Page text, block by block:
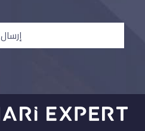
إرسال